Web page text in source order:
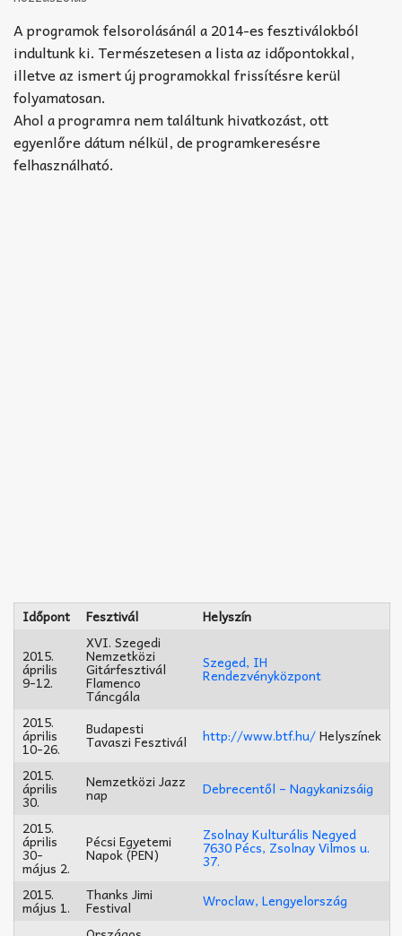
TABok
Improvizáció
A programok felsorolásánál a 2014-es fesztiválokból
indultunk ki. Természetesen a lista az időpontokkal,
illetve az ismert új programokkal frissítésre kerül
folyamatosan.
Ahol a programra nem találtunk hivatkozást, ott
egyenlőre dátum nélkül, de programkeresésre
felhasználható.
Időpont Fesztivál
Helyszín
2015.
április
9-12.
XVI. Szegedi
Nemzetközi
Gitárfesztivál
Flamenco
Táncgála
Szeged, IH
Rendezvényközpont
2015.
április
10-26.
Budapesti
Tavaszi Fesztivál http://www.btf.hu/Helyszínek
2015.
április
30.
Nemzetközi Jazz
nap
Debrecentől – Nagykanizsáig
2015.
április
30-
május 2.
Pécsi Egyetemi
Napok (PEN)
Zsolnay Kulturális Negyed
7630 Pécs, Zsolnay Vilmos u.
37.
2015.
május 1.
Thanks Jimi
Festival
Wroclaw, Lengyelország